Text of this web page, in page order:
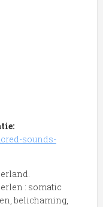
sounds-
: somatic
belichaming,